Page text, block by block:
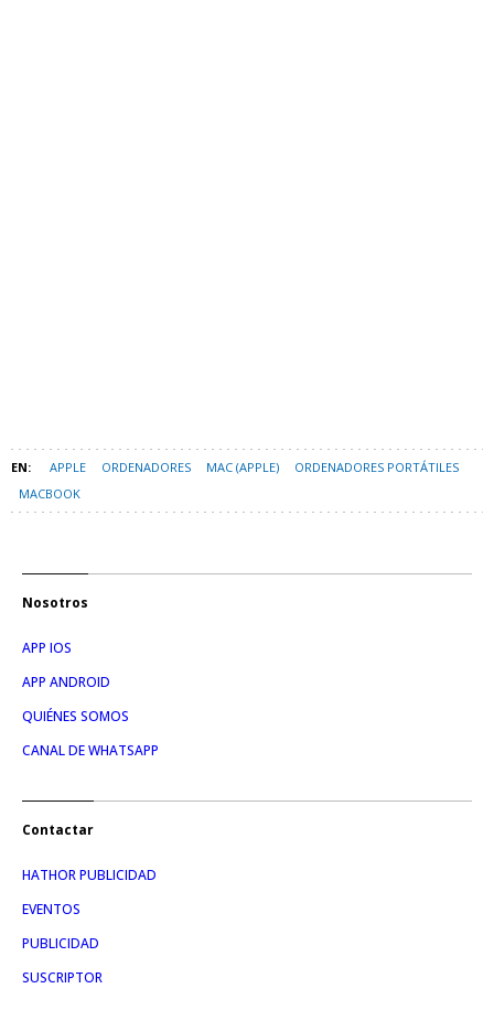
APPLE ORDENADORES MAC (APPLE)
ORDENADORES PORTÁTILES
MACBOOK
Nosotros
APP IOS
APP ANDROID
QUIÉNES SOMOS
CANAL DE WHATSAPP
Contactar
HATHOR PUBLICIDAD
EVENTOS
PUBLICIDAD
SUSCRIPTOR